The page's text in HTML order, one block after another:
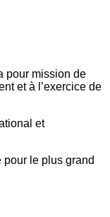
pour mission de
et à l’exercice de
et
pour le plus grand